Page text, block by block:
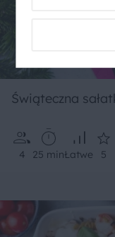
Świąteczna
4 25 minŁatwe 5